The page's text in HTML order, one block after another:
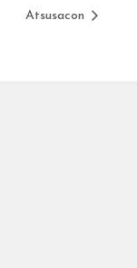
Atsusacon